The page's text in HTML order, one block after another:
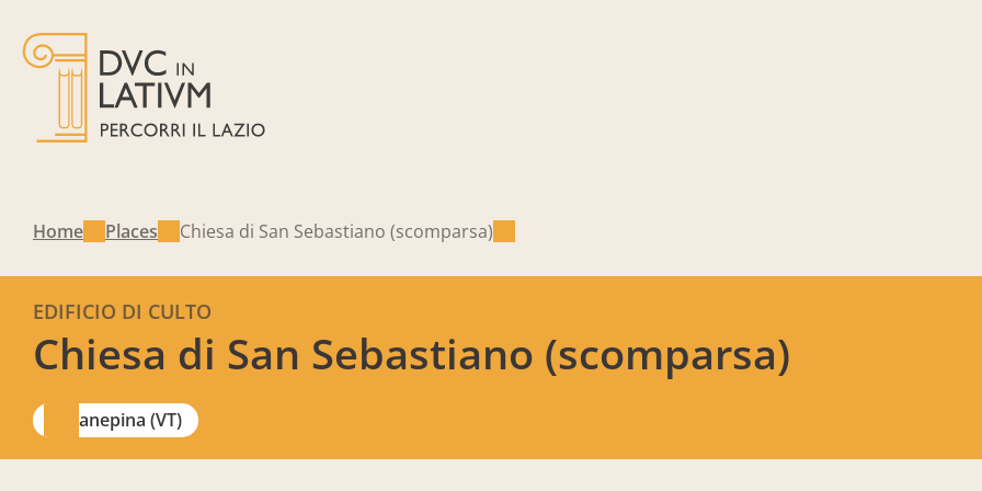
Home Places Chiesa di San Sebastiano (scomparsa)
Chiesa di San Sebastiano (scomparsa)
EDIFICIO DI CULTO
Canepina (VT)